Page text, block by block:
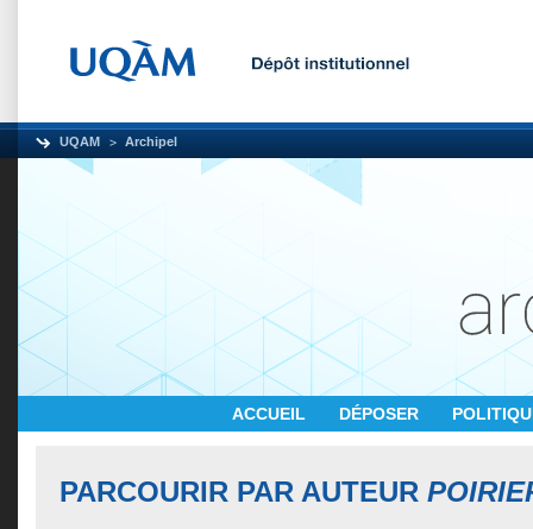
UQAM Archipel
ACCUEIL DÉPOSER
PARCOURIR PAR AUTEUR